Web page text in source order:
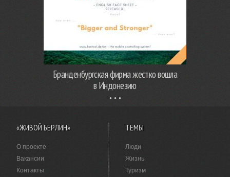
Бранденбургская фирма жестко вошла
в Индонезию
«ЖИВОЙ БЕРЛИН»
О проекте
Вакансии
Контакты
ТЕМЫ
Люди
Жизнь
Туризм